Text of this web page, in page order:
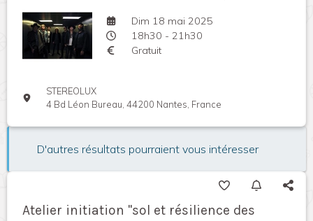
Dim 18 mai 2025
18h30 - 21h30
Gratuit
STEREOLUX
4 Bd Léon Bureau, 44200 Nantes, France
D'autres résultats pourraient vous intéresser
Atelier initiation "sol et résilience des